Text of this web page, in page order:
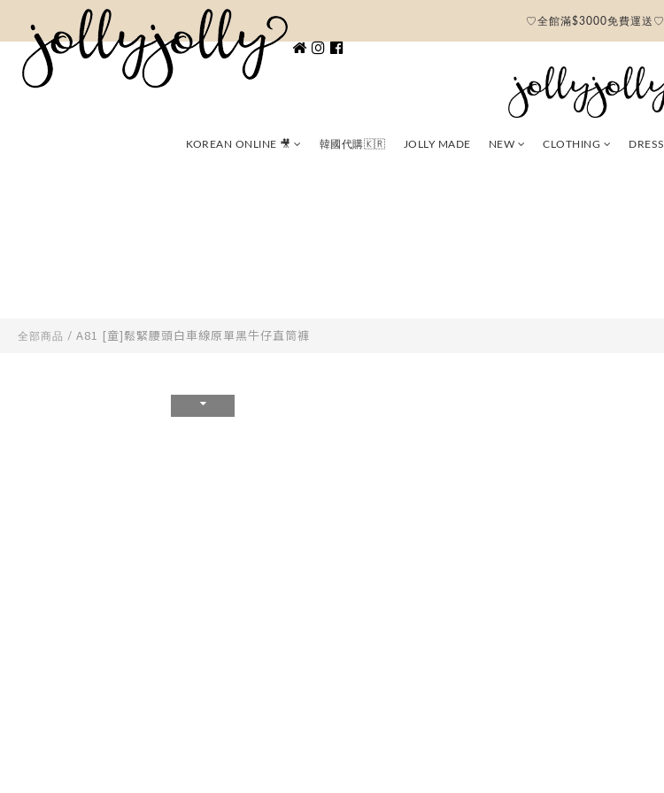
♡全館滿$3000免費運送♡
KOREAN ONLINE 🎥 韓國代購🇰🇷 JOLLY MADE NEW CLOTHING DRESS
全部商品 / A81 [童]鬆緊腰頭白車線原單黑牛仔直筒褲